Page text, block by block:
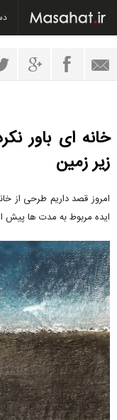
خانه ای باور
زیر زمین
امروز قصد داریم طرحی از
ایده مربوط به مدت ها